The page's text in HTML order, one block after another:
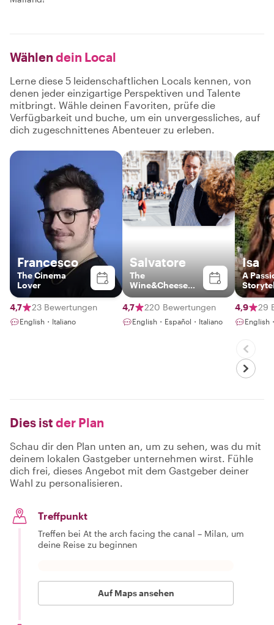
Wählen dein Local
Lerne diese 5 leidenschaftlichen Locals kennen, von
denen jeder einzigartige Perspektiven und Talente
mitbringt. Wähle deinen Favoriten, prüfe die
Verfügbarkeit und buche, um ein unvergessliches, auf
dich zugeschnittenes Abenteuer zu erleben.
Francesco
The Cinema
Lover
4,7 23 Bewertungen
English・Italiano
Salvatore
The
Wine&Cheese
Expert
4,7
220 Bewertungen
English・Español・Italiano
Isa
A
4,9 29
English
Dies ist der Plan
Schau dir den Plan unten an, um zu sehen, was du mit
deinem lokalen Gastgeber unternehmen wirst. Fühle
dich frei, dieses Angebot mit dem Gastgeber deiner
Wahl zu personalisieren.
Treffpunkt
Treffen bei At the arch facing the canal – Milan, um
deine Reise zu beginnen
Auf Maps ansehen